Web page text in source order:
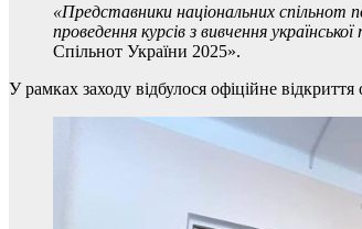
«Представники національних спільнот
проведення курсів з вивчення
Спільнот України 2025».
У рамках заходу відбулося офіційне